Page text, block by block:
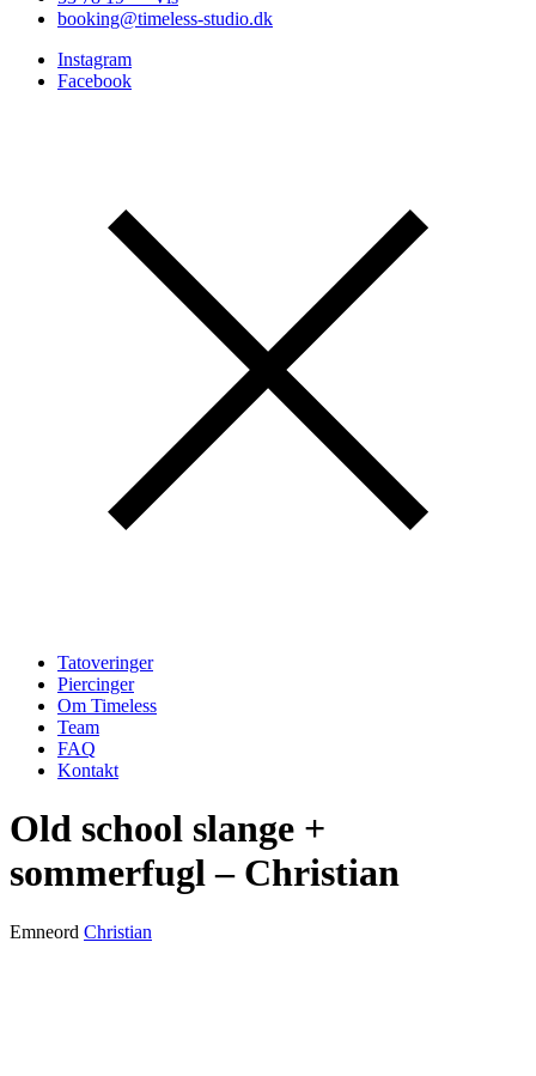
booking@timeless-studio.dk
Instagram
Facebook
Tatoveringer
Piercinger
Om Timeless
Team
FAQ
Kontakt
Old school slange +
sommerfugl – Christian
Emneord Christian